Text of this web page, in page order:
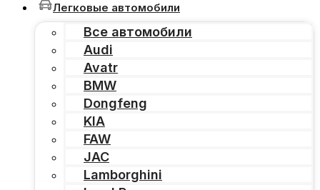
Легковые автомобили
Все автомобили
Audi
Avatr
BMW
Dongfeng
KIA
FAW
JAC
Lamborghini